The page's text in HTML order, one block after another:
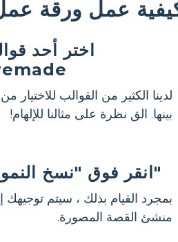
عمل ورقة
اختر أحد
لدينا الكثير من القوالب للاختيار من
بينها. الق نظرة على مثالنا للإلهام!
انقر فوق "نسخ النموذج"
بمجرد القيام بذلك ، سيتم توجيهك
منشئ القصة المصورة.